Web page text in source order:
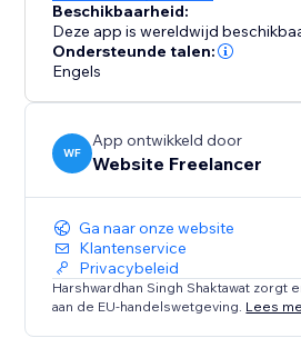
Beschikbaarheid:
Deze app is wereldwijd
Ondersteunde talen:
Engels
WF
App ontwikkeld door
Website Freelancer
Ga naar onze website
Klantenservice
Privacybeleid
Harshwardhan Singh Shaktawat zorgt
aan de EU-handelswetgeving. Lees